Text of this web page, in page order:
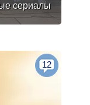
сериалы
12